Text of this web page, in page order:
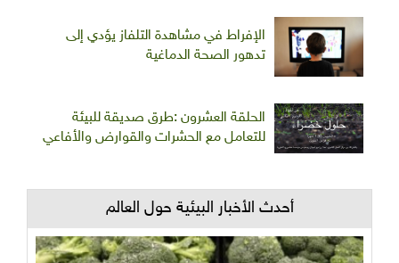
الإفراط في مشاهدة التلفاز يؤدي إلى
تدهور الصحة الدماغية
الحلقة العشرون :طرق صديقة للبيئة
للتعامل مع الحشرات والقوارض والأفاعي
أحدث الأخبار البيئية حول العالم